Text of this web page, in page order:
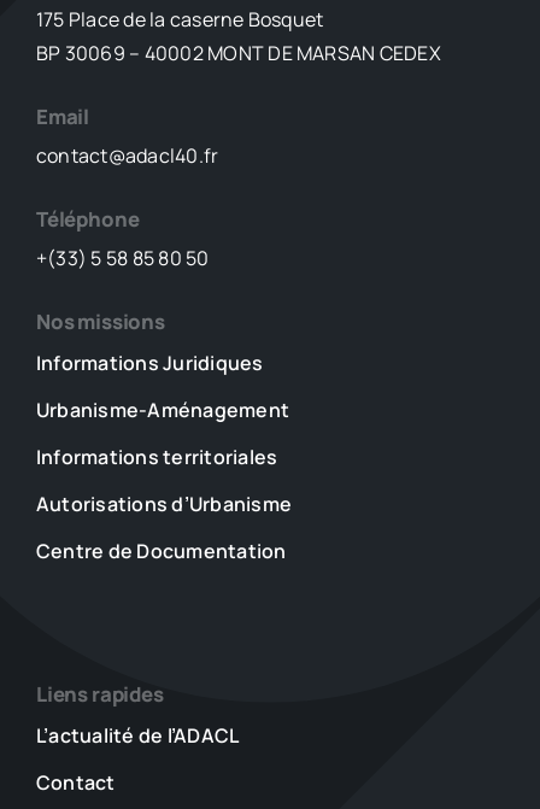
175 Place de la caserne Bosquet
BP 30069 – 40002 MONT DE MARSAN CEDEX
Email
contact@adacl40.fr
Téléphone
+(33) 5 58 85 80 50
Nos missions
Informations Juridiques
Urbanisme-Aménagement
Informations territoriales
Autorisations d’Urbanisme
Centre de Documentation
Liens rapides
L’actualité de l’ADACL
Contact